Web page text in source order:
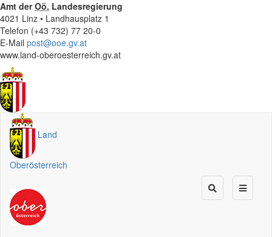
Amt derOö. Landesregierung
4021 Linz • Landhausplatz 1
Telefon (+43 732) 77 20-0
E-Mail post@ooe.gv.at
www.land-oberoesterreich.gv.at
Land
Oberösterreich